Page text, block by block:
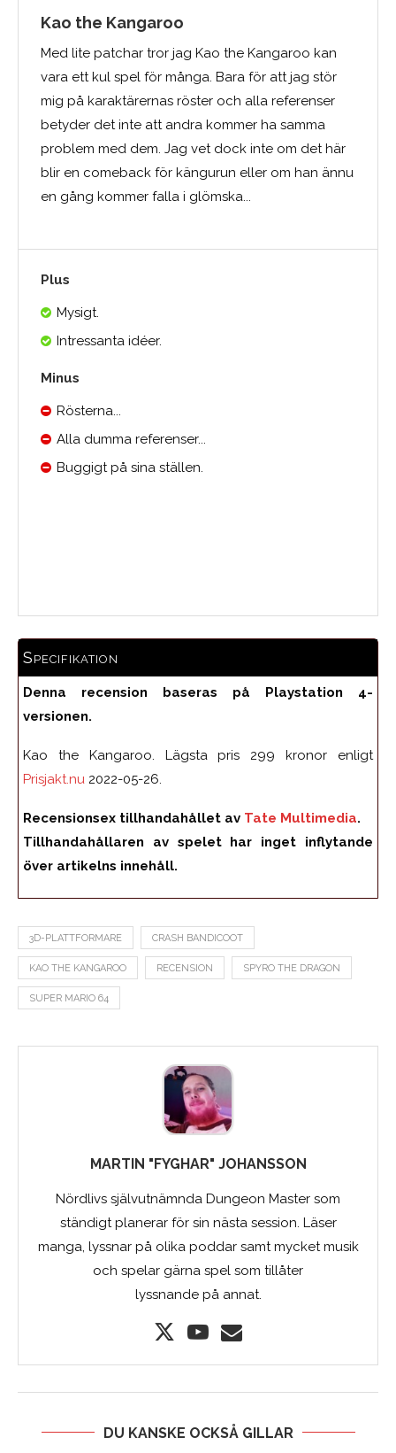
Kao the Kangaroo
Med lite patchar tror jag Kao the Kangaroo kan
vara ett kul spel för många. Bara för att jag stör
mig på karaktärernas röster och alla referenser
betyder det inte att andra kommer ha samma
problem med dem. Jag vet dock inte om det här
blir en comeback för kängurun eller om han ännu
en gång kommer falla i glömska...
Plus
Mysigt.
Intressanta idéer.
Minus
Rösterna...
Alla dumma referenser...
Buggigt på sina ställen.
Specifikation
Denna recension baseras på Playstation 4-
versionen.
Kao the Kangaroo. Lägsta pris 299 kronor enligt
Prisjakt.nu 2022-05-26.
Recensionsex tillhandahållet av Tate Multimedia.
Tillhandahållaren av spelet har inget inflytande
över artikelns innehåll.
3D-PLATTFORMARE CRASH BANDICOOT
KAO THE KANGAROO RECENSION SPYRO THE DRAGON
SUPER MARIO 64
MARTIN "FYGHAR" JOHANSSON
Nördlivs självutnämnda Dungeon Master som
ständigt planerar för sin nästa session. Läser
manga, lyssnar på olika poddar samt mycket musik
och spelar gärna spel som tillåter
lyssnande på annat.
DU KANSKE OCKSÅ GILLAR